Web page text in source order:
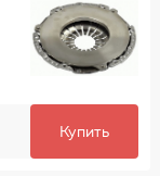
Купить